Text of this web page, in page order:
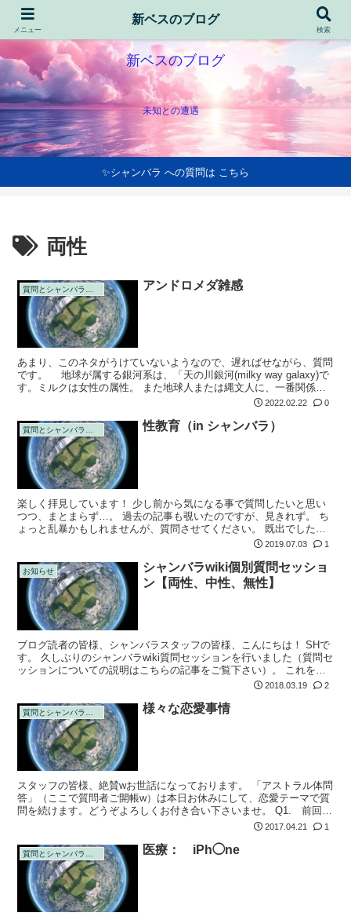
新ベスのブログ
未知との遭遇
✨シャンバラ への質問は こちら
両性
アンドロメダ雑感
あまり、このネタがうけていないようなので、遅ればせながら、質問
です。 地球が属する銀河系は、「天の川銀河(milky way galaxy)で
す。ミルクは女性の属性。 また地球人または縄文人に、一番関係が
深い星団が、プレアデスとされています。プレアデスは、7...
2022.02.22 0
質問とシャンバラの回答 性教育（in シャンバラ）
楽しく拝見しています！ 少し前から気になる事で質問したいと思い
つつ、まとまらず…。 過去の記事も覗いたのですが、見きれず。 ち
ょっと乱暴かもしれませんが、質問させてください。 既出でした
ら、お手数おかけして申し訳ありません！ 性教育についてです。 私
2019.07.03 1
お知らせ
シャンバラwiki個別質問セッショ
ン【両性、中性、無性】
ブログ読者の皆様、シャンバラスタッフの皆様、こんにちは！ SHで
す。 久しぶりのシャンバラwiki質問セッションを行いました（質問セ
ッションについての説明はこちらの記事をご覧下さい）。 これを見
ると『所要時間約30分』・・・いや〜すっかり忘れて大炸裂（爆）
2018.03.19 2
質問とシャンバラの回答 様々な恋愛事情
スタッフの皆様、絶賛wお世話になっております。 「アストラル体問
答」（ここで質問者ご開帳w）は本日お休みにして、恋愛テーマで質
問を続けます。どうぞよろしくお付き合い下さいませ。 Q1. 前回、
こちらの記事（恋愛感情について：）の回答で、「発情期は民族によ
2017.04.21 1
医療： iPh◯ne
メニュー
新ベスのブログ
検索